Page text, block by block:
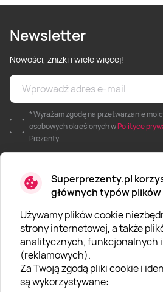
Superprezenty.pl
głównych typów
Używamy plików cookie
strony internetowej, a także
analitycznych, funkcjonalnych
(reklamowych).
Za Twoją zgodą pliki cookie i
są wykorzystywane:
Newsletter
Nowości, zniżki i wiele więcej!
* Wyrażam zgodę na przetwarzanie
osobowych określonych wPolityce
Prezenty.
O SUPERPREZENTY
O nas
Aktualności
Kariera w Super Prezentach